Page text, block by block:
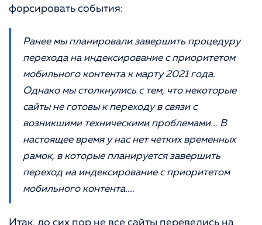
форсировать события:
Ранее мы планировали завершить процедуру
перехода на индексирование с приоритетом
мобильного контента к марту 2021 года.
Однако мы столкнулись с тем, что некоторые
сайты не готовы к переходу в связи с
возникшими техническими проблемами... В
настоящее время у нас нет четких временных
рамок, в которые планируется завершить
переход на индексирование с приоритетом
мобильного контента....
Итак, до сих пор не все сайты перевелись на